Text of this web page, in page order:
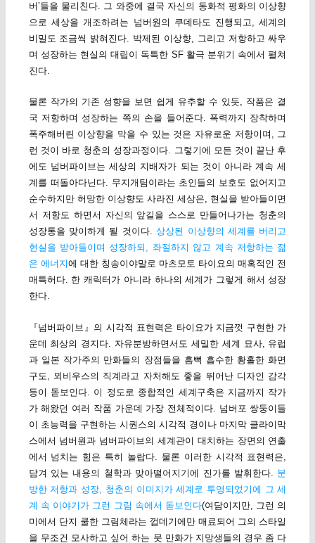
버’들을 물리친다. 그 와중에 결국 자신의 동화적 평화의 이상향
으로 세상을 개조하려는 넘버원의 쿠데타도 진행되고, 세계의
비밀도 조금씩 밝혀진다. 박제된 이상향, 그리고 저항하고 싸우
며 성장하는 현실의 대립이 독특한 SF 활극 분위기 속에서 펼쳐
진다.
물론 작가의 기존 성향을 보면 쉽게 유추할 수 있듯, 작품은 결
국 저항하며 성장하는 쪽의 손을 들어준다. 폭력까지 장착하며
폭주해버린 이상향을 막을 수 있는 것은 자유로운 저항이며, 그
런 것이 바로 청춘의 성장과정이다. 그렇기에 모든 것이 끝난 후
에도 넘버파이브는 세상의 지배자가 되는 것이 아니라 계속 세
계를 떠돌아다닌다. 무지개팀이라는 초인들의 보호도 없어지고
순수하지만 허망한 이상향도 사라진 세상은, 현실을 받아들이면
서 저항도 하면서 자신의 앞길을 스스로 만들어나가는 청춘의
성장통을 맞이하게 될 것이다.상상된 이상향의 세계를 버리고
현실을 받아들이며 성장하되, 좌절하지 않고 계속 저항하는 젊
은 에너지에 대한 칭송이야말로 마츠모토 타이요의 매혹적인 전
매특허다. 한 캐릭터가 아니라 하나의 세계가 그렇게 해서 성장
한다.
『넘버파이브』의 시각적 표현력은 타이요가 지금껏 구현한 가
운데 최상의 경지다. 자유분방하면서도 세밀한 세계 묘사, 유럽
과 일본 작가주의 만화들의 장점들을 흠뻑 흡수한 황홀한 화면
구도, 뫼비우스의 직계라고 자처해도 좋을 뛰어난 디자인 감각
등이 돋보인다. 이 정도로 종합적인 세계구축은 지금까지 작가
가 해왔던 여러 작품 가운데 가장 전체적이다. 넘버포 쌍둥이들
이 초능력을 구현하는 시퀀스의 시각적 경이나 마지막 클라이막
스에서 넘버원과 넘버파이브의 세계관이 대치하는 장면의 연출
에서 넘치는 힘은 특히 놀랍다. 물론 이러한 시각적 표현력은,
담겨 있는 내용의 철학과 맞아떨어지기에 진가를 발휘한다. 분
방한 저항과 성장, 청춘의 이미지가 세계로 투영되었기에 그 세
계 속 이야기가 그런 그림 속에서 돋보인다(여담이지만, 그런 의
미에서 단지 쿨한 그림체라는 껍데기에만 매료되어 그의 스타일
을 무조건 모사하고 싶어 하는 뭇 만화가 지망생들의 경우 좀 다